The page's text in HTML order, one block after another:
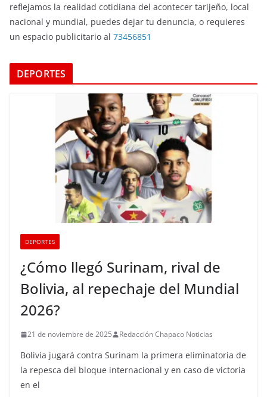
reflejamos la realidad cotidiana del acontecer tarijeño, local
nacional y mundial, puedes dejar tu denuncia, o requieres
un espacio publicitario al 73456851
DEPORTES
DEPORTES
¿Cómo llegó Surinam, rival de
Bolivia, al repechaje del Mundial
2026?
21 de noviembre de 2025 Redacción Chapaco Noticias
Bolivia jugará contra Surinam la primera eliminatoria de
la repesca del bloque internacional y en caso de victoria
en el